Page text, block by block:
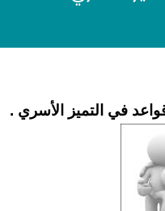
الأسري .